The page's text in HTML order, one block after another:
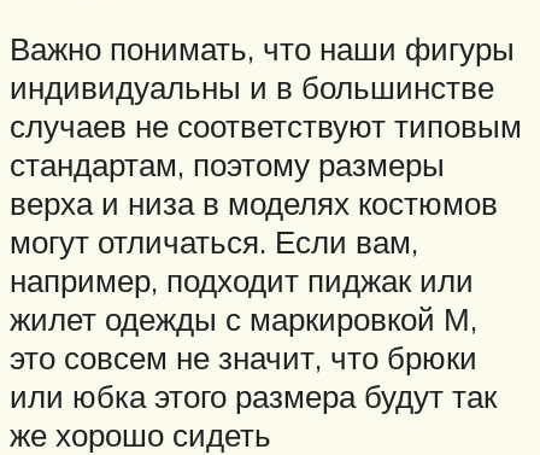
Важно понимать, что наши фигуры
индивидуальны и в большинстве
случаев не соответствуют типовым
стандартам, поэтому размеры
верха и низа в моделях костюмов
могут отличаться. Если вам,
например, подходит пиджак или
жилет одежды с маркировкой М,
это совсем не значит, что брюки
или юбка этого размера будут так
же хорошо сидеть